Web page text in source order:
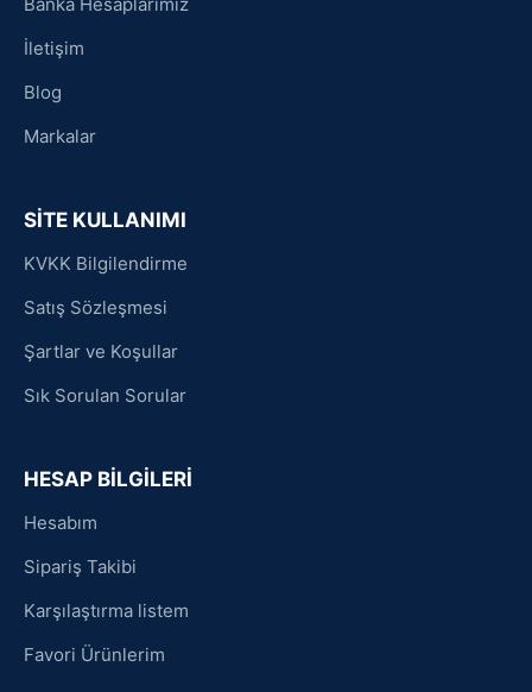
İletişim
Blog
Markalar
SİTE KULLANIMI
KVKK Bilgilendirme
Satış Sözleşmesi
Şartlar ve Koşullar
Sık Sorulan Sorular
HESAP BİLGİLERİ
Hesabım
Sipariş Takibi
Karşılaştırma listem
Favori Ürünlerim